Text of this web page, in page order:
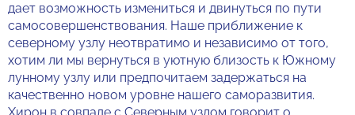
дает возможность измениться и двинуться по пути
самосовершенствования. Наше приближение к
северному узлу неотвратимо и независимо от того,
хотим ли мы вернуться в уютную близость к Южному
лунному узлу или предпочитаем задержаться на
качественно новом уровне нашего саморазвития.